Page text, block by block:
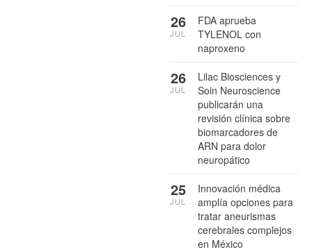
FDA aprueba
TYLENOL con
naproxeno
26
JUL
Lilac Biosciences y
Soin Neuroscience
publicarán una
revisión clínica sobre
biomarcadores de
ARN para dolor
neuropático
26
JUL
Innovación médica
amplía opciones para
tratar aneurismas
cerebrales complejos
en México
25
JUL